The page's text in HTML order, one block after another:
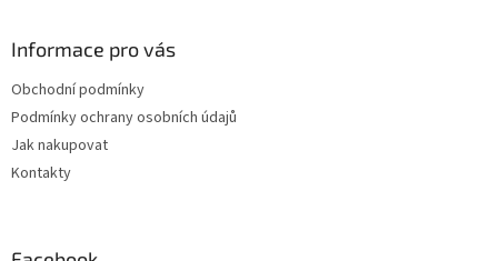
Informace pro vás
Obchodní podmínky
Podmínky ochrany osobních údajů
Jak nakupovat
Kontakty